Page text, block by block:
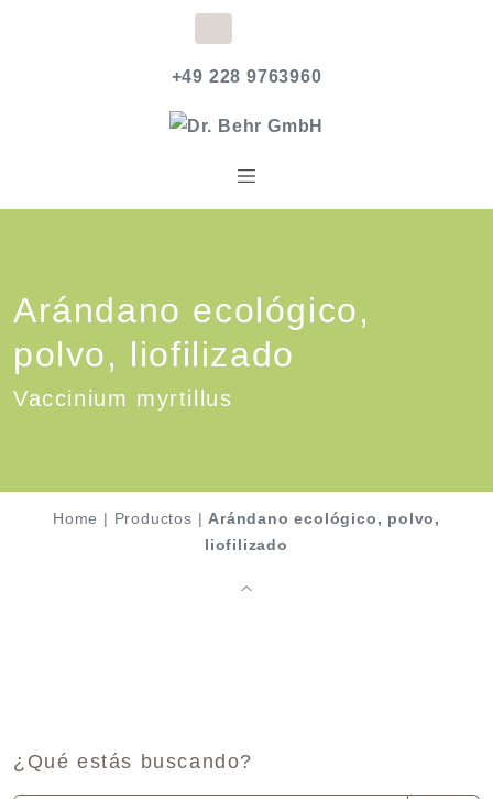
+49 228 9763960
Arándano ecológico,
polvo, liofilizado
Vaccinium myrtillus
Home | Productos |Arándano ecológico, polvo,
liofilizado
¿Qué estás buscando?